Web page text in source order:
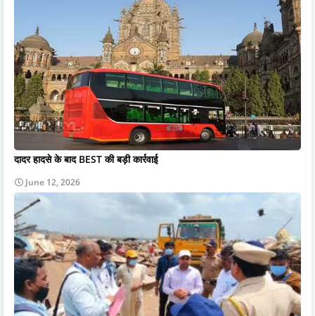
दादर हादसे के बाद BEST की बड़ी कार्रवाई
June 12, 2026